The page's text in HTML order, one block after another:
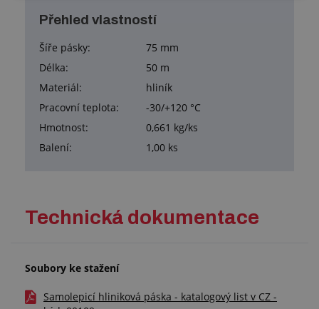
Přehled vlastností
Šíře pásky:
75 mm
Délka:
50 m
Materiál:
hliník
Pracovní teplota:
-30/+120 °C
Hmotnost:
0,661 kg/ks
Balení:
1,00 ks
Technická dokumentace
Soubory ke stažení
Samolepicí hliniková páska - katalogový list v CZ -